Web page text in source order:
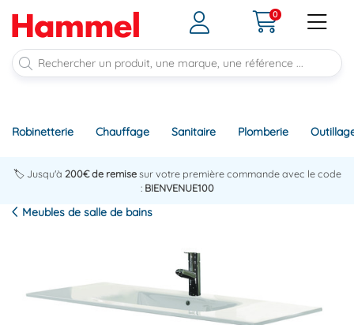
0
Robinetterie Chauffage Sanitaire Plomberie
🏷️ Jusqu'à 200€ de remisesur votre première commande avec le code
: BIENVENUE100
Meubles de salle de bains